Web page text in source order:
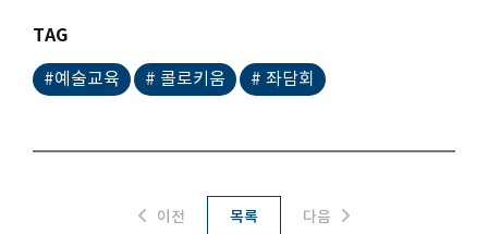
TAG
#예술교육 # 콜로키움 # 좌담회
이전 목록 다음